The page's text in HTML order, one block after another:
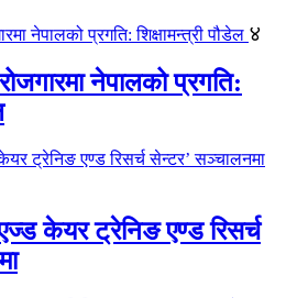
४
नेपालको प्रगति:
केयर ट्रेनिङ एण्ड रिसर्च